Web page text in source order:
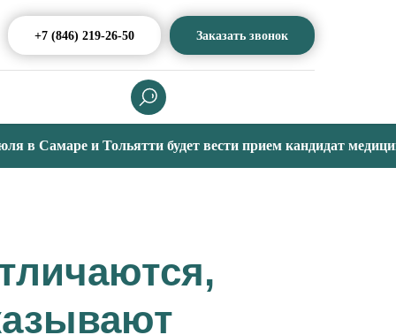
+7 (846) 219-26-50 Заказать звонок
Самаре и Тольятти будет вести прием кандидат